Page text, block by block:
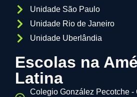
Unidade São Paulo
Unidade Rio de Janeiro
Unidade Uberlândia
Escolas na
Latina
Colegio González Pecotche